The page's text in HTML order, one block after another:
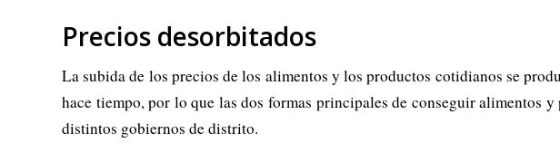
Precios desorbitados
La subida de los precios de los alimentos y los productos cotidianos se
hace tiempo, por lo que las dos formas principales de conseguir alimentos
distintos gobiernos de distrito.